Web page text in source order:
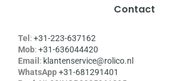
Contact
Tel :+31-223-637162
Mob:+31-636044420
Email : klantenservice@rolico.nl
WhatsApp+31-681291401